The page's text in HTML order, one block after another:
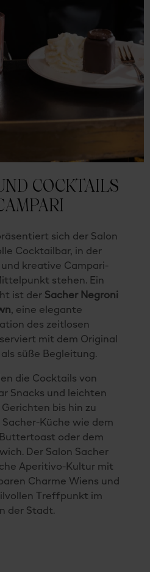
COCKTAILS
sich der Salon
Cocktailbar, in der
und kreative Campari-
stehen. Ein
ist der Sacher Negroni
, eine elegante
des zeitlosen
mit dem Original
süße Begleitung.
die Cocktails von
Snacks und leichten
bis hin zu
Sacher-Küche wie dem
oder dem
Der Salon Sacher
Aperitivo-Kultur mit
Charme Wiens und
Treffpunkt im
der Stadt.